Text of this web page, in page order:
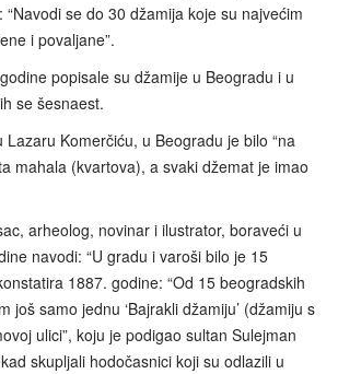
se do 30 džamija koje su najvećim
i povaljane”.
popisale su džamije u Beogradu i u
se šesnaest.
Lazaru Komerčiću, u Beogradu je bilo “na
mahala (kvartova), a svaki džemat je imao
arheolog, novinar i ilustrator, boraveći u
navodi: “U gradu i varoši bilo je 15
1887. godine: “Od 15 beogradskih
još samo jednu ‘Bajrakli džamiju’ (džamiju s
ulici”, koju je podigao sultan Sulejman
skupljali hodočasnici koji su odlazili u